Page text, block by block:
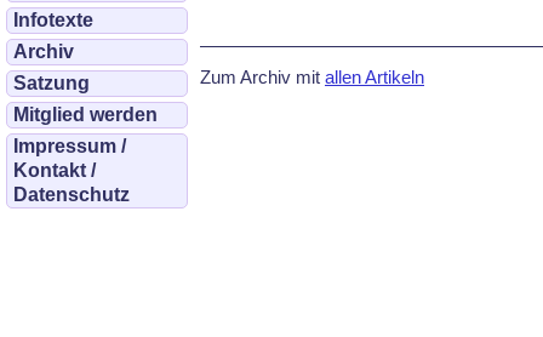
Infotexte
Archiv
Satzung
Mitglied werden
Impressum /
Kontakt /
Datenschutz
Zum Archiv mit allen Artikeln